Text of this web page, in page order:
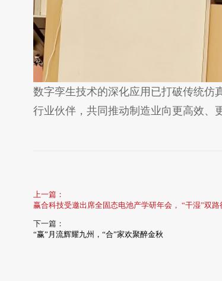
数字孪生技术的深化应用已打破传统仿
行业伙伴，共同推动制造业向更高效、
上一篇：
赢合科技受邀出席全固态电池产学研年会， “干湿”双
下一篇：
“赢”月流辉耀九州，“合”家欢聚醉金秋